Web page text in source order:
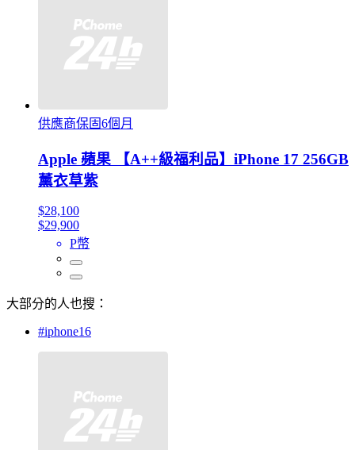
供應商保固6個月
Apple 蘋果 【A++級福利品】iPhone 17 256GB
薰衣草紫
$28,100
$29,900
P幣
大部分的人也搜：
#iphone16